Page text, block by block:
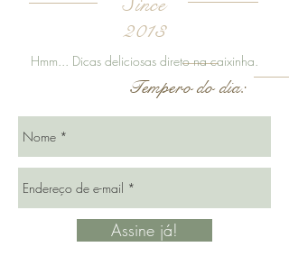
Tempero do dia:
Since
2013
Hmm... Dicas deliciosas direto na caixinha.